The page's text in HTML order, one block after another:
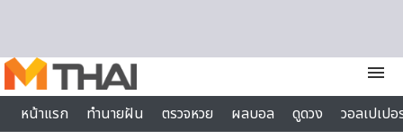
menu
หน้าแรก
ทำนายฝัน ตรวจหวย ผลบอล ดูดวง
วอลเปเป